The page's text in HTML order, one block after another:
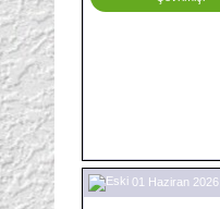
01 Haziran